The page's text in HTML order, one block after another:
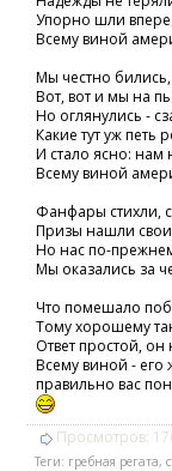
Упорно шли
Всему виной
Мы честно бились,
Вот, вот и мы на
Но оглянулись -
Какие тут уж петь
И стало ясно: нам
Всему виной
Фанфары стихли,
Призы нашли
Но нас по-
Мы оказались за
Что помешало
Тому хорошему
Ответ простой, он
Всему виной - его
правильно вас
Просмотров:
Теги: гребная регата,